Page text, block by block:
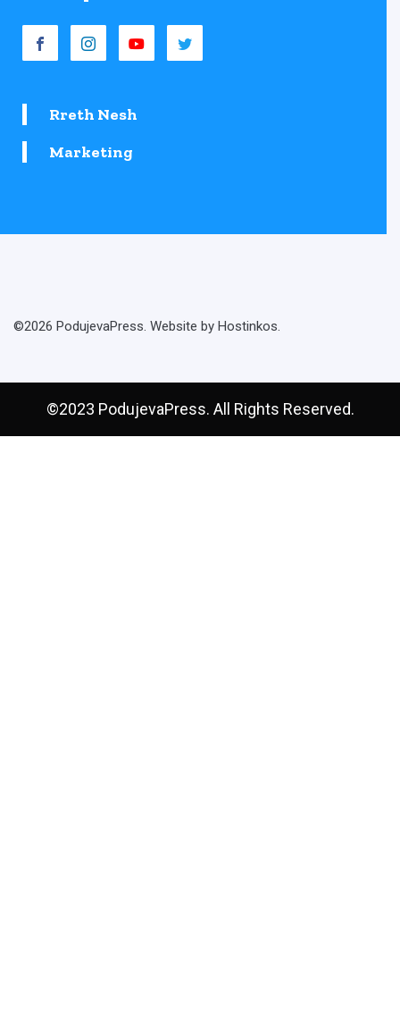
Rreth Nesh
Marketing
©2026 PodujevaPress. Website by Hostinkos.
©2023 PodujevaPress. All Rights Reserved.